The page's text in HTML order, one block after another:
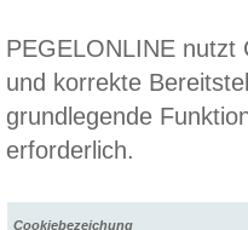
PEGELONLINE nutzt
und korrekte
grundlegende
erforderlich.
Cookiebezeichung